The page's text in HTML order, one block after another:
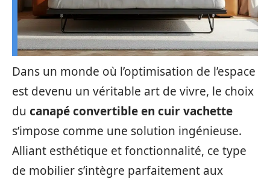
Dans un monde où l’optimisation de l’espace
est devenu un véritable art de vivre, le choix
du canapé convertible en cuir vachette
s’impose comme une solution ingénieuse.
Alliant esthétique et fonctionnalité, ce type
de mobilier s’intègre parfaitement aux